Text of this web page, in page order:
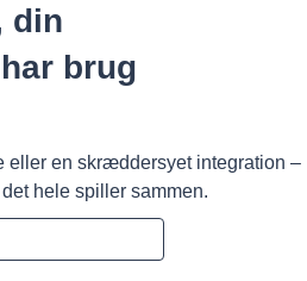
din
brug
en skræddersyet integration –
hele spiller sammen.